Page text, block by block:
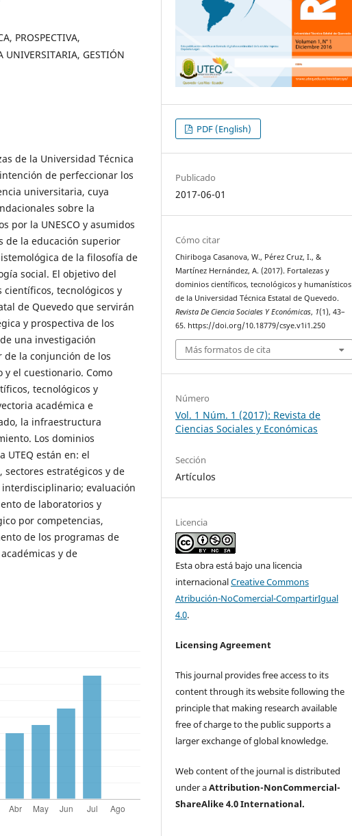
PROSPECTIVA,
UNIVERSITARIA, GESTIÓN
de la Universidad Técnica
de perfeccionar los
universitaria, cuya
sobre la
por la UNESCO y asumidos
de la educación superior
de la filosofía de
social. El objetivo del
tecnológicos y
de Quevedo que servirán
y prospectiva de los
una investigación
la conjunción de los
y el cuestionario. Como
tecnológicos y
académica e
la infraestructura
Los dominios
UTEQ están en: el
estratégicos y de
evaluación
de laboratorios y
por competencias,
de los programas de
y de
PDF (English)
Publicado
2017-06-01
Cómo citar
Chiriboga Casanova, W., Pérez Cruz, I., &
Martínez Hernández, A. (2017). Fortalezas y
dominios científicos, tecnológicos y humanísticos
de la Universidad Técnica Estatal de Quevedo.
Revista De Ciencia Sociales Y Económicas, 1(1), 43–
65. https://doi.org/10.18779/csye.v1i1.250
Más formatos de cita
Número
Vol. 1 Núm. 1 (2017): Revista de
Ciencias Sociales y Económicas
Sección
Artículos
Licencia
Esta obra está bajo una licencia
internacionalCreative Commons
Atribución-NoComercial-CompartirIgual
4.0.
Licensing Agreement
This journal provides free access to its
content through its website following the
principle that making research available
free of charge to the public supports a
larger exchange of global knowledge.
Web content of the journal is distributed
under aAttribution-NonCommercial-
ShareAlike 4.0 International.